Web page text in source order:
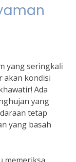
yang seringkali
akan kondisi
Ada
yang
tetap
yang basah